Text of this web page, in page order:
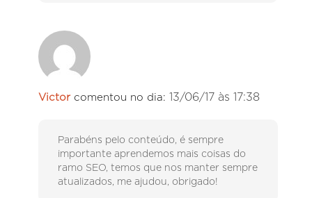
Victor comentou no dia: 13/06/17 às 17:38
Parabéns pelo conteúdo, é sempre
importante aprendemos mais coisas do
ramo SEO, temos que nos manter sempre
atualizados, me ajudou, obrigado!